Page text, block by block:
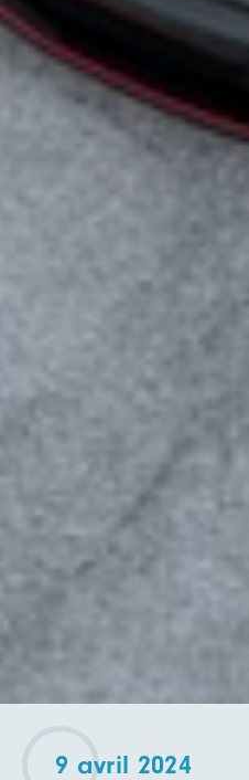
9 avril 2024